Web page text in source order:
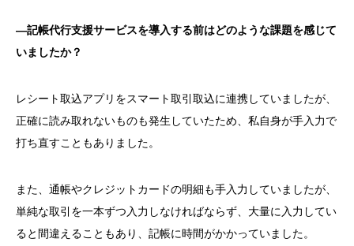
―記帳代行支援サービスを導入する前はどのような課題を感じて
いましたか？
レシート取込アプリをスマート取引取込に連携していましたが、
正確に読み取れないものも発生していたため、私自身が手入力で
打ち直すこともありました。
また、通帳やクレジットカードの明細も手入力していましたが、
単純な取引を一本ずつ入力しなければならず、大量に入力してい
ると間違えることもあり、記帳に時間がかかっていました。